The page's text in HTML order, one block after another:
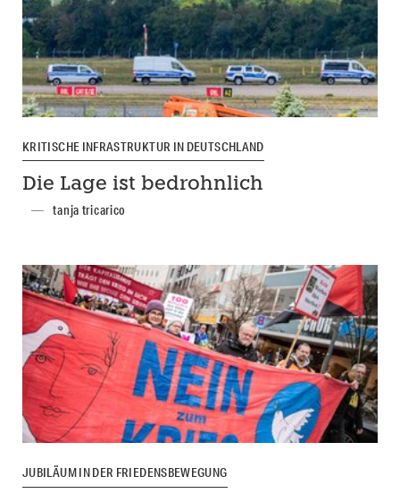
KRITISCHE INFRASTRUKTUR IN DEUTSCHLAND
Die Lage ist bedrohnlich
tanja tricarico
JUBILÄUM IN DER FRIEDENSBEWEGUNG